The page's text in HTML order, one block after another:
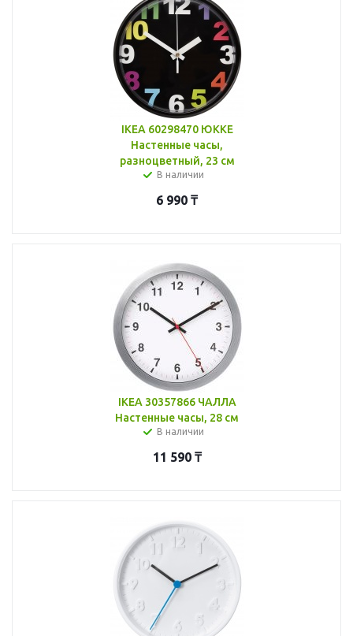
IKEA 60298470 ЮККЕ
Настенные часы,
разноцветный, 23 см
В наличии
6 990 ₸
IKEA 30357866 ЧАЛЛА
Настенные часы, 28 см
В наличии
11 590₸